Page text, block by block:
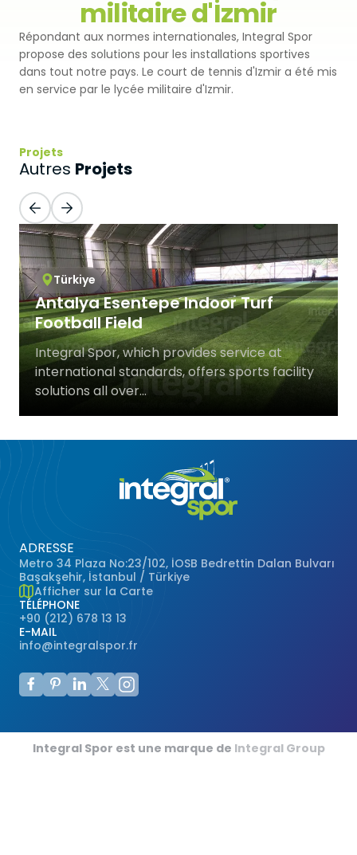
Pistes d'athlétisme
Terrain de Padel
Terrains de Padbol
Terrains de Pickleball
Terrains de Tennis
Terrains de Squash
Tribune en Acier
Terrains de Basketball
Terrains de Volley-ball
Terrains de Handball
Terrains Polyvalents
Terrains de Hockey
Terrains de Baseball
Terrains de Rugby
Terrains de Badminton
Terrains de Cricket
Premium
Monoturf
DuoGrass
Gazon Pour Padel
Gazon Pour Tennis
Gazon de Golf
Gazon Hybride
Gazon Naturel
Revêtement Par Pulvérisation
Revêtement de Sol en PU
Parquet Sportif
PVC Sportif
Revêtement Acrylique
Sol Caoutchouc Modulaire
SBR
Coussin Amortisseur Drainé
Sable de Silice
militaire d'İzmir
Répondant aux normes internationales, Integral Spor
propose des solutions pour les installations sportives
dans tout notre pays. Le court de tennis d'Izmir a été mis
en service par le lycée militaire d'Izmir.
Projets
Autres Projets
Türkiye
Antalya Esentepe Indoor Turf
Football Field
Integral Spor, which provides service at
international standards, offers sports facility
solutions all over...
ADRESSE
Metro 34 Plaza No:23/102, İOSB Bedrettin Dalan Bulvarı
Başakşehir, İstanbul / Türkiye
Afficher sur la Carte
TÉLÉPHONE
+90 (212) 678 13 13
E-MAIL
info@integralspor.fr
Integral Spor est une marque de Integral Group